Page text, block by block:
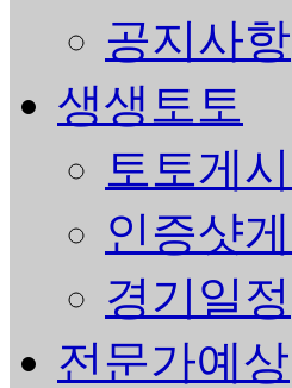
공지사항
생생토토
토토게
인증샷
경기일정
전문가예상